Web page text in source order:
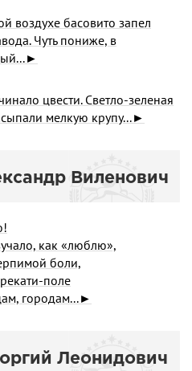
воздухе басовито запел
Чуть пониже, в
цвести. Светло-зеленая
мелкую крупу...►
Виленович
как «люблю»,
боли,
поле
городам...►
Леонидович